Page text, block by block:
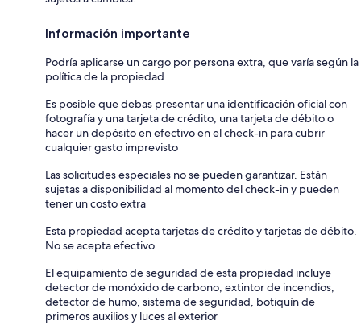
Información importante
Podría aplicarse un cargo por persona extra, que varía según la
política de la propiedad
Es posible que debas presentar una identificación oficial con
fotografía y una tarjeta de crédito, una tarjeta de débito o
hacer un depósito en efectivo en el check-in para cubrir
cualquier gasto imprevisto
Las solicitudes especiales no se pueden garantizar. Están
sujetas a disponibilidad al momento del check-in y pueden
tener un costo extra
Esta propiedad acepta tarjetas de crédito y tarjetas de débito.
No se acepta efectivo
El equipamiento de seguridad de esta propiedad incluye
detector de monóxido de carbono, extintor de incendios,
detector de humo, sistema de seguridad, botiquín de
primeros auxilios y luces al exterior